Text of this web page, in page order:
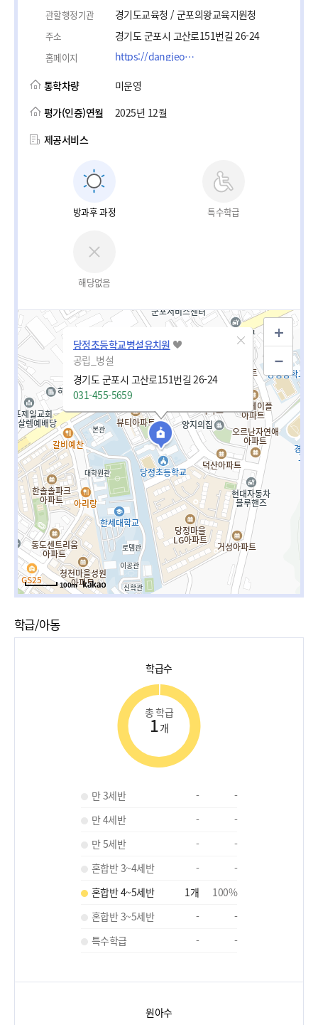
관할행정기관 경기도교육청 / 군포의왕교육지원청
주소 경기도 군포시 고산로151번길 26-24
홈페이지 https://dangjeongcho.goegu.kr
통학차량
미운영
평가(인증)연월
2025년 12월
제공서비스
방과후 과정 특수학급
해당없음
당정초등학교병설유치원
공립_병설
경기도 군포시 고산로151번길 26-24
031-455-5659
100m
학급/아동
학급수
총 학급
1개
만 3세반 -
-
만 4세반
-
-
만 5세반
-
-
혼합반 3~4세반
-
-
혼합반 4~5세반
1개 100%
혼합반 3~5세반
-
-
특수학급
- -
원아수